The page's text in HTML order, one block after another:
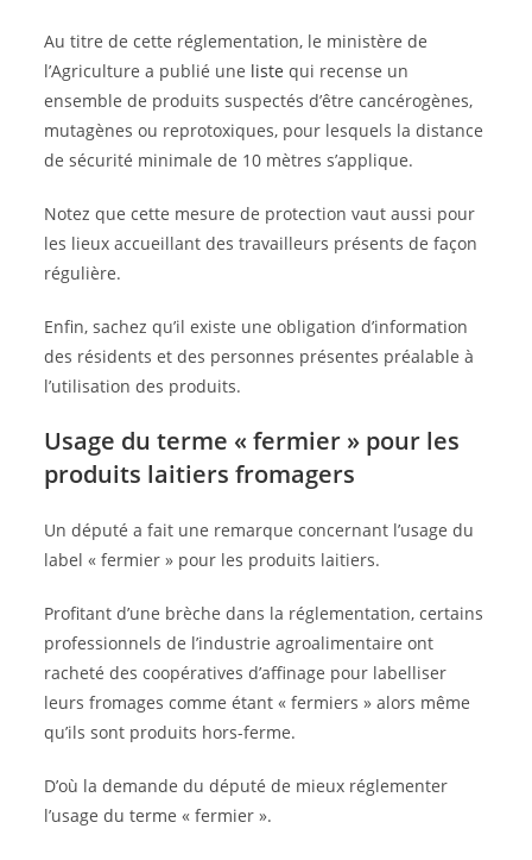
Au titre de cette réglementation, le ministère de
l’Agriculture a publié une liste qui recense un
ensemble de produits suspectés d’être cancérogènes,
mutagènes ou reprotoxiques, pour lesquels la distance
de sécurité minimale de 10 mètres s’applique.
Notez que cette mesure de protection vaut aussi pour
les lieux accueillant des travailleurs présents de façon
régulière.
Enfin, sachez qu’il existe une obligation d’information
des résidents et des personnes présentes préalable à
l’utilisation des produits.
Usage du terme « fermier » pour les
produits laitiers fromagers
Un député a fait une remarque concernant l’usage du
label « fermier » pour les produits laitiers.
Profitant d’une brèche dans la réglementation, certains
professionnels de l’industrie agroalimentaire ont
racheté des coopératives d’affinage pour labelliser
leurs fromages comme étant « fermiers » alors même
qu’ils sont produits hors-ferme.
D’où la demande du député de mieux réglementer
l’usage du terme « fermier ».